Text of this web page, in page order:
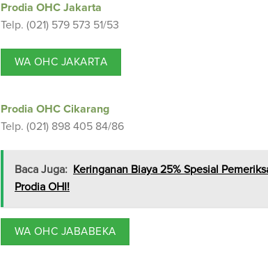
Prodia OHC Jakarta
Telp. (021) 579 573 51/53
WA OHC JAKARTA
Prodia OHC Cikarang
Telp. (021) 898 405 84/86
Baca Juga: Keringanan Biaya 25% Spesial
Prodia OHI!
WA OHC JABABEKA